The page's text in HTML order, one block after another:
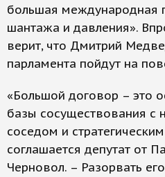
большая международная
шантажа и давления».
верит, что Дмитрий
парламента пойдут на
«Большой договор – это
базы сосуществования
соседом и
соглашается депутат от
Черновол. – Разорвать